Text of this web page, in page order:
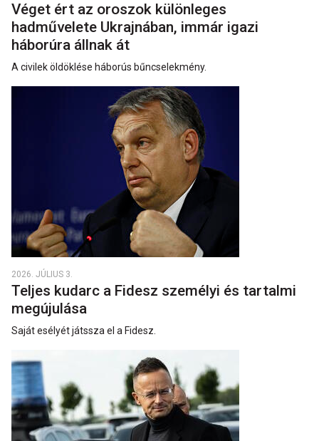
Véget ért az oroszok különleges
hadművelete Ukrajnában, immár igazi
háborúra állnak át
A civilek öldöklése háborús bűncselekmény.
2026. JÚLIUS 3.
Teljes kudarc a Fidesz személyi és tartalmi
megújulása
Saját esélyét játssza el a Fidesz.